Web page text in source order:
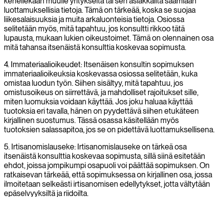
luottamuksellisia tietoja. Tämä on tärkeää, koska se suojaa
liikesalaisuuksia ja muita arkaluonteisia tietoja. Osiossa
selitetään myös, mitä tapahtuu, jos konsultti rikkoo tätä
lupausta, mukaan lukien oikeustoimet. Tämä on olennainen osa
mitä tahansa itsenäistä konsulttia koskevaa sopimusta.
4. Immateriaalioikeudet: Itsenäisen konsultin sopimuksen
immateriaalioikeuksia koskevassa osiossa selitetään, kuka
omistaa luodun työn. Siihen sisältyy, mitä tapahtuu, jos
omistusoikeus on siirrettävä, ja mahdolliset rajoitukset sille,
miten luomuksia voidaan käyttää. Jos joku haluaa käyttää
tuotoksia eri tavalla, hänen on pyydettävä siihen etukäteen
kirjallinen suostumus. Tässä osassa käsitellään myös
tuotoksien salassapitoa, jos se on pidettävä luottamuksellisena.
5. Irtisanomislauseke: Irtisanomislauseke on tärkeä osa
itsenäistä konsulttia koskevaa sopimusta, sillä siinä esitetään
ehdot, joissa jompikumpi osapuoli voi päättää sopimuksen. On
ratkaisevan tärkeää, että sopimuksessa on kirjallinen osa, jossa
ilmoitetaan selkeästi irtisanomisen edellytykset, jotta vältytään
epäselvyyksiltä ja riidoilta.